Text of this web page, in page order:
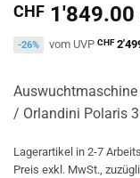
CHF 1'849.00
-26% vom UVP CHF
Auswuchtmaschine
/ Orlandini Polaris
Lagerartikel in 2-7
Preis exkl. MwSt.,